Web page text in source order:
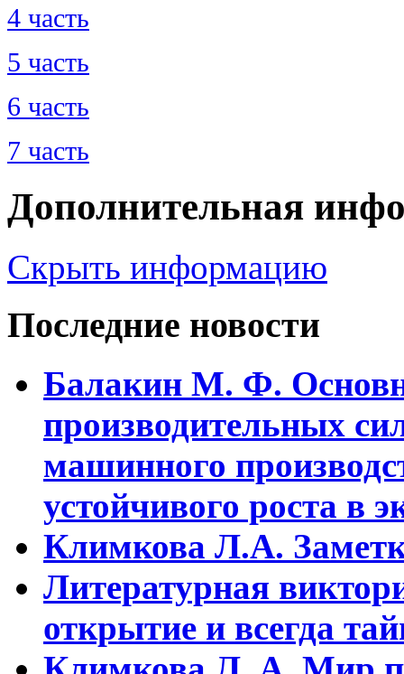
4 часть
5 часть
6 часть
7 часть
Дополнительная
Скрыть информацию
Последние новости
Балакин М. Ф.
пpоизводительных
машинного
устойчивого pоста в
Климкова Л.А.
Литературная
открытие и всегда